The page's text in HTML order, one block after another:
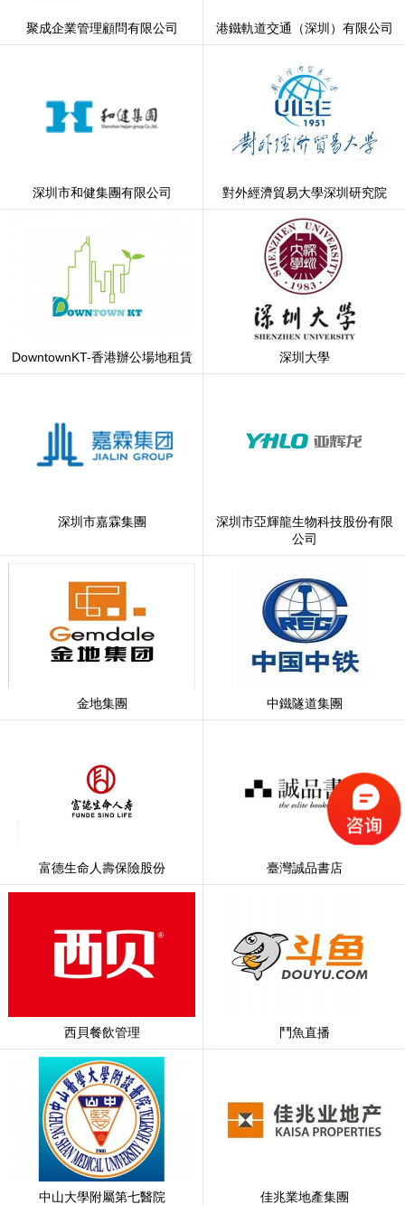
聚成企業管理顧問有限公司 港鐵軌道交通（深圳）有限公司
深圳市和健集團有限公司 對外經濟貿易大學深圳研究院
DowntownKT-香港辦公場地租賃 深圳大學
深圳市嘉霖集團
深圳市亞輝龍生物科技股份有限
公司
金地集團 中鐵隧道集團
富德生命人壽保險股份 臺灣誠品書店
西貝餐飲管理 鬥魚直播
中山大學附屬第七醫院 佳兆業地產集團